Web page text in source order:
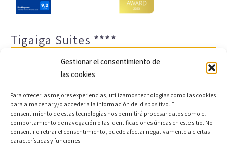
Gestionar el consentimiento de
las cookies
Para ofrecer las mejores experiencias, utilizamos tecnologías como las cookies
para almacenar y/o acceder a la información del dispositivo. El
consentimiento de estas tecnologías nos permitirá procesar datos como el
comportamiento de navegación o las identificaciones únicas en este sitio. No
consentir o retirar el consentimiento, puede afectar negativamente a ciertas
características y funciones.
Tigaiga Suites ****
Aviso legal y política de privacidad
Transparencia
Cookies
Sitemap